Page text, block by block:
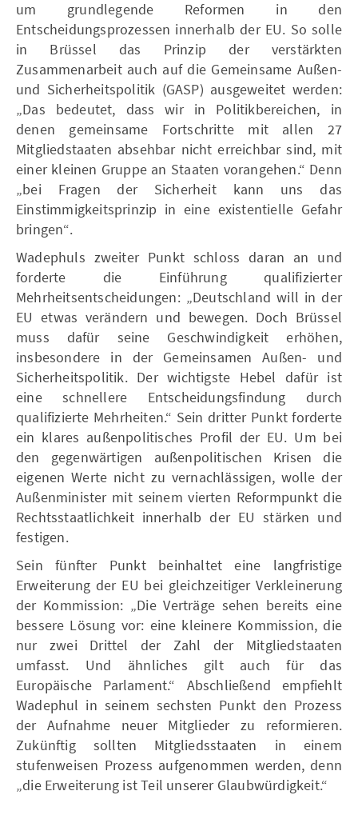
um grundlegende Reformen in den
Entscheidungsprozessen innerhalb der EU. So solle
in Brüssel das Prinzip der verstärkten
Zusammenarbeit auch auf die Gemeinsame Außen-
und Sicherheitspolitik (GASP) ausgeweitet werden:
„Das bedeutet, dass wir in Politikbereichen, in
denen gemeinsame Fortschritte mit allen 27
Mitgliedstaaten absehbar nicht erreichbar sind, mit
einer kleinen Gruppe an Staaten vorangehen.“ Denn
„bei Fragen der Sicherheit kann uns das
Einstimmigkeitsprinzip in eine existentielle Gefahr
bringen“.
Wadephuls zweiter Punkt schloss daran an und
forderte die Einführung qualifizierter
Mehrheitsentscheidungen: „Deutschland will in der
EU etwas verändern und bewegen. Doch Brüssel
muss dafür seine Geschwindigkeit erhöhen,
insbesondere in der Gemeinsamen Außen- und
Sicherheitspolitik. Der wichtigste Hebel dafür ist
eine schnellere Entscheidungsfindung durch
qualifizierte Mehrheiten.“ Sein dritter Punkt forderte
ein klares außenpolitisches Profil der EU. Um bei
den gegenwärtigen außenpolitischen Krisen die
eigenen Werte nicht zu vernachlässigen, wolle der
Außenminister mit seinem vierten Reformpunkt die
Rechtsstaatlichkeit innerhalb der EU stärken und
festigen.
Sein fünfter Punkt beinhaltet eine langfristige
Erweiterung der EU bei gleichzeitiger Verkleinerung
der Kommission: „Die Verträge sehen bereits eine
bessere Lösung vor: eine kleinere Kommission, die
nur zwei Drittel der Zahl der Mitgliedstaaten
umfasst. Und ähnliches gilt auch für das
Europäische Parlament.“ Abschließend empfiehlt
Wadephul in seinem sechsten Punkt den Prozess
der Aufnahme neuer Mitglieder zu reformieren.
Zukünftig sollten Mitgliedsstaaten in einem
stufenweisen Prozess aufgenommen werden, denn
„die Erweiterung ist Teil unserer Glaubwürdigkeit.“